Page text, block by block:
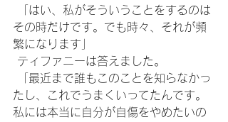
その時だけです。でも時々、それが頻
繁になります」
ティファニーは答えました。
たし、これでうまくいってたんです。
私には本当に自分が自傷をやめたいの